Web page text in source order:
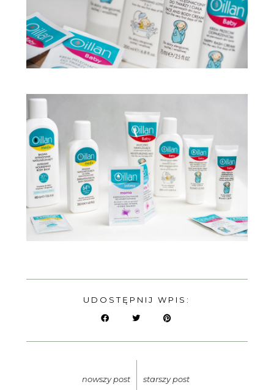
UDOSTĘPNIJ WPIS:
nowszy post starszy post